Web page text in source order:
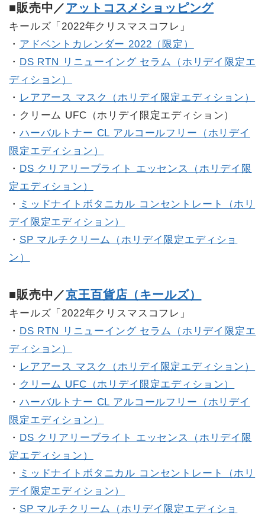
■販売中／ アットコスメショッピング
キールズ「2022年クリスマスコフレ」
・ アドベントカレンダー 2022（限定）
・ DS RTN リニューイング セラム（ホリデイ限定エ
ディション）
・ レアアース マスク（ホリデイ限定エディション）
・クリーム UFC（ホリデイ限定エディション）
・ ハーバルトナー CL アルコールフリー（ホリデイ
限定エディション）
・ DS クリアリーブライト エッセンス（ホリデイ限
定エディション）
・
ミッドナイトボタニカル コンセントレート（ホリ
デイ限定エディション）
・ SP マルチクリーム（ホリデイ限定エディショ
ン）
■販売中／京王百貨店（キールズ）
キールズ「2022年クリスマスコフレ」
・ DS RTN リニューイング セラム（ホリデイ限定エ
ディション）
・ レアアース マスク（ホリデイ限定エディション）
・ クリーム UFC（ホリデイ限定エディション）
・ ハーバルトナー CL アルコールフリー（ホリデイ
限定エディション）
・ DS クリアリーブライト エッセンス（ホリデイ限
定エディション）
・
ミッドナイトボタニカル コンセントレート（ホリ
デイ限定エディション）
・ SP マルチクリーム（ホリデイ限定エディショ